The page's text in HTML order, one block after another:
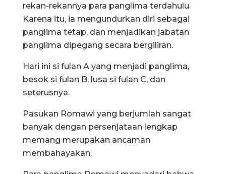
rekan-rekannya para panglima terdahulu.
Karena itu, ia mengundurkan diri sebagai
panglima tetap, dan menjadikan jabatan
panglima dipegang secara bergiliran.
Hari ini si fulan A yang menjadi panglima,
besok si fulan B, lusa si fulan C, dan
seterusnya.
Pasukan Romawi yang berjumlah sangat
banyak dengan persenjataan lengkap
memang merupakan ancaman
membahayakan.